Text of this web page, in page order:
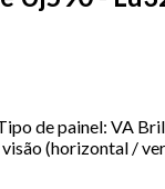
de painel: VA
(horizontal /